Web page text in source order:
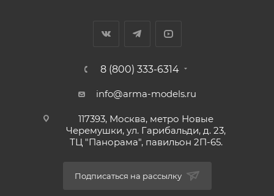
8 (800) 333-6314
info@arma-models.ru
117393, Москва, метро Новые
Черемушки, ул. Гарибальди, д. 23,
ТЦ "Панорама", павильон 2П-65.
Подписаться на рассылку